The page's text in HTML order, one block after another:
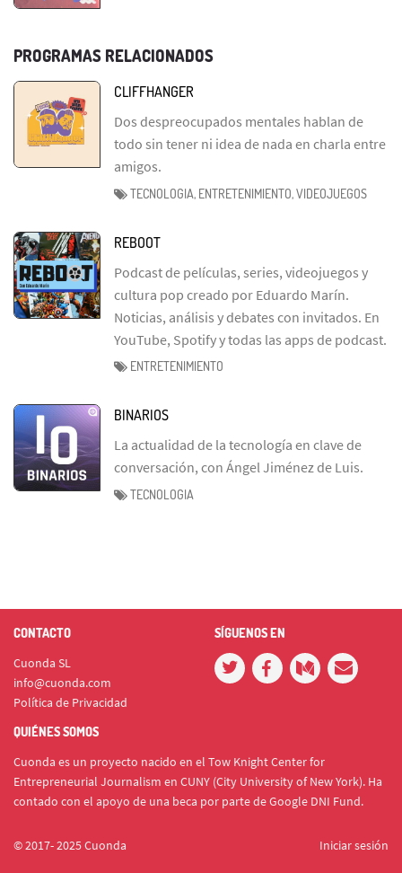
PROGRAMAS RELACIONADOS
CLIFFHANGER
Dos despreocupados mentales hablan de
todo sin tener ni idea de nada en charla entre
amigos.
TECNOLOGIA, ENTRETENIMIENTO, VIDEOJUEGOS
REBOOT
Podcast de películas, series, videojuegos y
cultura pop creado por Eduardo Marín.
Noticias, análisis y debates con invitados. En
YouTube, Spotify y todas las apps de podcast.
ENTRETENIMIENTO
BINARIOS
La actualidad de la tecnología en clave de
conversación, con Ángel Jiménez de Luis.
TECNOLOGIA
CONTACTO
Cuonda SL
info@cuonda.com
Política de Privacidad
SÍGUENOS EN
QUIÉNES SOMOS
Cuonda es un proyecto nacido en el Tow Knight Center for
Entrepreneurial Journalism en CUNY (City University of New York). Ha
contado con el apoyo de una beca por parte de Google DNI Fund.
© 2017- 2025 Cuonda Iniciar sesión